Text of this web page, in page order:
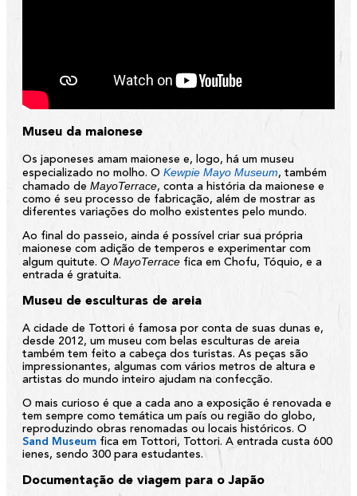
Museu da maionese
Os japoneses amam maionese e, logo, há um museu
especializado no molho. O Kewpie Mayo Museum, também
chamado de MayoTerrace, conta a história da maionese e
como é seu processo de fabricação, além de mostrar as
diferentes variações do molho existentes pelo mundo.
Ao final do passeio, ainda é possível criar sua própria
maionese com adição de temperos e experimentar com
algum quitute. O MayoTerrace fica em Chofu, Tóquio, e a
entrada é gratuita.
Museu de esculturas de areia
A cidade de Tottori é famosa por conta de suas dunas e,
desde 2012, um museu com belas esculturas de areia
também tem feito a cabeça dos turistas. As peças são
impressionantes, algumas com vários metros de altura e
artistas do mundo inteiro ajudam na confecção.
O mais curioso é que a cada ano a exposição é renovada e
tem sempre como temática um país ou região do globo,
reproduzindo obras renomadas ou locais históricos. O
Sand Museum fica em Tottori, Tottori. A entrada custa 600
ienes, sendo 300 para estudantes.
Documentação de viagem para o Japão